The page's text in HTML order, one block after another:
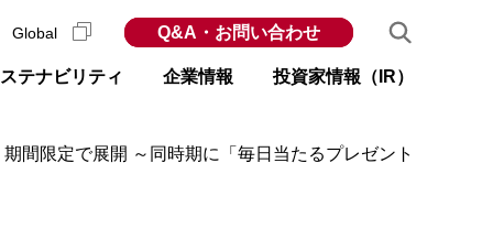
テナビリティ 企業情報 投資家情報（IR）
Global Q&A・お問い合わせ
間限定で展開 ～同時期に「毎日当たるプレゼント